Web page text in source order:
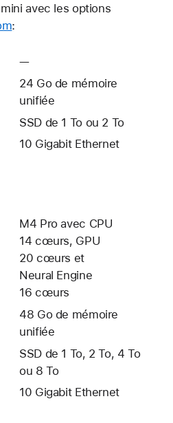
avec les options
:
—Non
disponible
24 Go de mémoire
unifiée
SSD de 1 To ou 2 To
10 Gigabit Ethernet
M4 Pro avec CPU
14 cœurs, GPU
20 cœurs et
Neural Engine
16 cœurs
48 Go de mémoire
unifiée
SSD de 1 To, 2 To, 4 To
ou 8 To
10 Gigabit Ethernet